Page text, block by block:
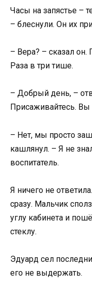
Часы на запястье –
– блеснули. Он их
– Вера? – сказал он.
Раза в три тише.
– Добрый день, –
Присаживайтесь. Вы
– Нет, мы просто
кашлянул. – Я не
воспитатель.
Я ничего не
сразу. Мальчик
углу кабинета и
стеклу.
Эдуард сел
его не выдержать.